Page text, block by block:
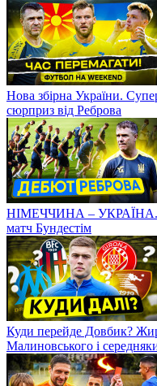
Нова збірна України.
сюрприз від Реброва
НІМЕЧЧИНА – УКРАЇНА.
матч Бундестім
Куди перейде Довбик?
Малиновського і